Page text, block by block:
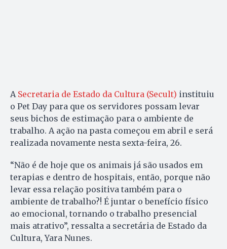
A Secretaria de Estado da Cultura (Secult) instituiu
o Pet Day para que os servidores possam levar
seus bichos de estimação para o ambiente de
trabalho. A ação na pasta começou em abril e será
realizada novamente nesta sexta-feira, 26.
“Não é de hoje que os animais já são usados em
terapias e dentro de hospitais, então, porque não
levar essa relação positiva também para o
ambiente de trabalho?! É juntar o benefício físico
ao emocional, tornando o trabalho presencial
mais atrativo”, ressalta a secretária de Estado da
Cultura, Yara Nunes.